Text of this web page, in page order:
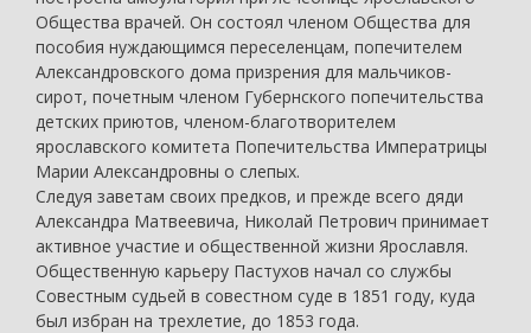
Общества врачей. Он состоял членом Общества для
пособия нуждающимся переселенцам, попечителем
Александровского дома призрения для мальчиков-
сирот, почетным членом Губернского попечительства
детских приютов, членом-благотворителем
ярославского комитета Попечительства Императрицы
Марии Александровны о слепых.
Следуя заветам своих предков, и прежде всего дяди
Александра Матвеевича, Николай Петрович принимает
активное участие и общественной жизни Ярославля.
Общественную карьеру Пастухов начал со службы
Совестным судьей в совестном суде в 1851 году, куда
был избран на трехлетие, до 1853 года.